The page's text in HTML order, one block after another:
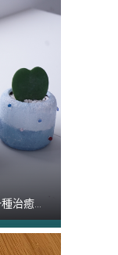
治癒...